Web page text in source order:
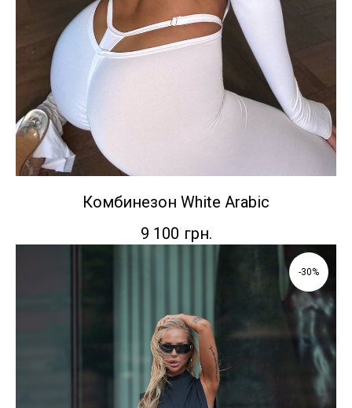
Комбинезон White Arabic
9 100 грн.
-30%